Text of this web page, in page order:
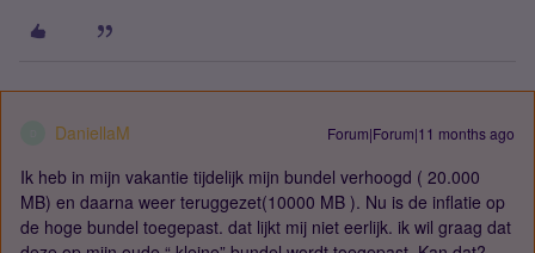
DaniellaM Forum|Forum|11 months ago
Ik heb in mijn vakantie tijdelijk mijn bundel verhoogd ( 20.000
MB) en daarna weer teruggezet(10000 MB ). Nu is de inflatie op
de hoge bundel toegepast. dat lijkt mij niet eerlijk. ik wil graag dat